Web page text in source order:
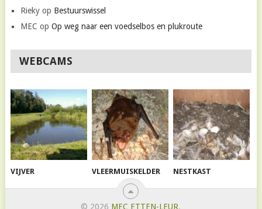
Riekyop Bestuurswissel
MEC op Op weg naar een voedselbos en plukroute
WEBCAMS
VIJVER VLEERMUISKELDER NESTKAST
© 2026 MEC ETTEN-LEUR.